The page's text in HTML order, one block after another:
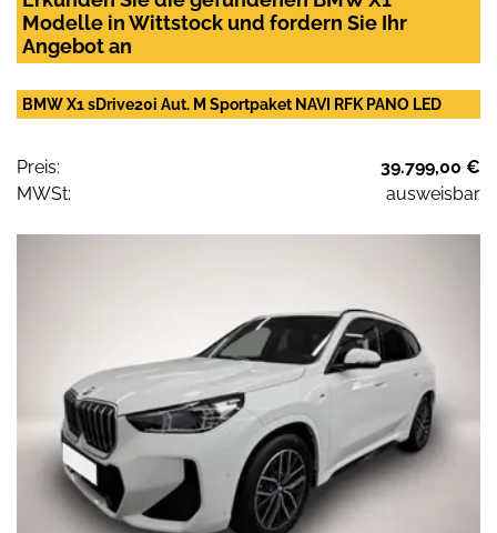
Modelle in Wittstock und fordern Sie Ihr
Angebot an
BMW X1 sDrive20i Aut. M Sportpaket NAVI RFK PANO LED
Preis:
39.799,00 €
MWSt:
ausweisbar